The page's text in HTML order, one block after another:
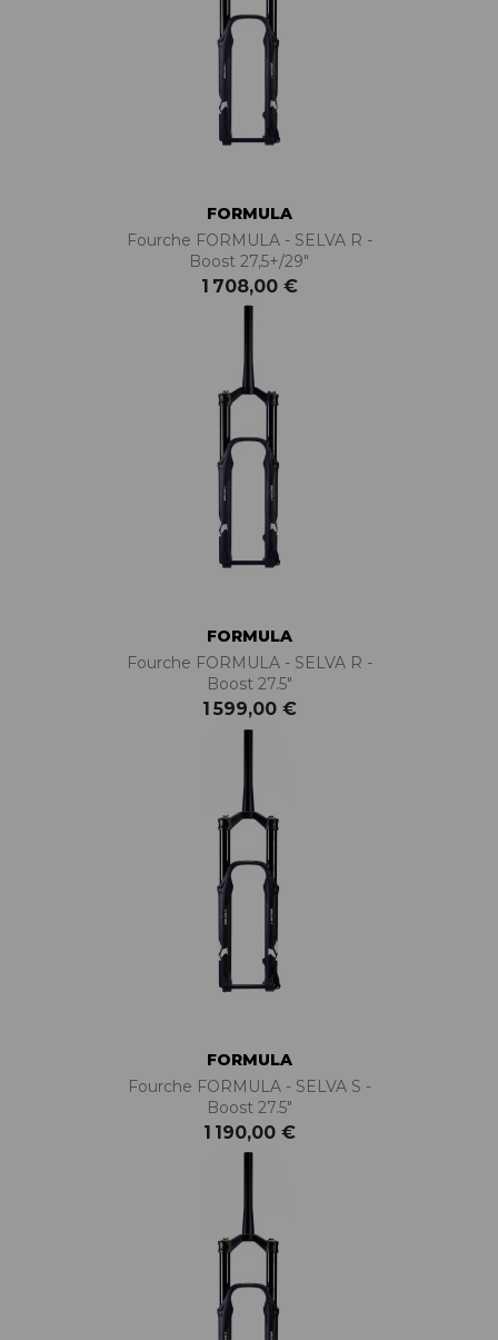
FORMULA
Fourche FORMULA - SELVA R -
Boost 27,5+/29"
1 708,00 €
FORMULA
Fourche FORMULA - SELVA R -
Boost 27.5"
1 599,00 €
FORMULA
Fourche FORMULA - SELVA S -
Boost 27.5"
1 190,00 €